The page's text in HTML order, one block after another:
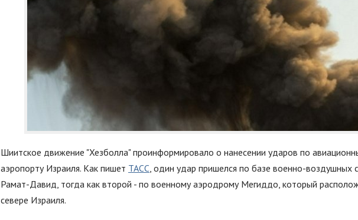
Шиитское движение "Хезболла" проинформировало о нанесении ударов по
аэропорту Израиля. Как пишет ТАСС, один удар пришелся по базе военно-воздушных
Рамат-Давид, тогда как второй - по военному аэродрому Мегиддо, который
севере Израиля.